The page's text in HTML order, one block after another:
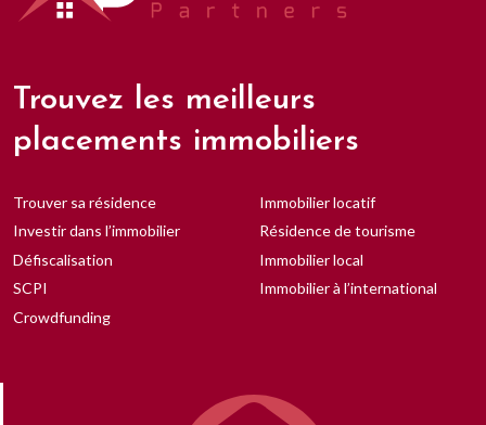
Trouvez les meilleurs
placements immobiliers
Trouver sa résidence
Investir dans l’immobilier
Défiscalisation
SCPI
Crowdfunding
Immobilier locatif
Résidence de tourisme
Immobilier local
Immobilier à l’international